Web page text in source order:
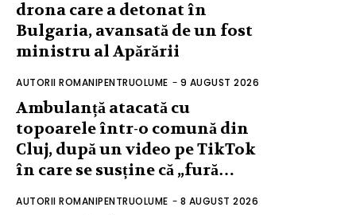
drona care a detonat în
Bulgaria, avansată de un fost
ministru al Apărării
AUTORII ROMANIPENTRUOLUME - 9 AUGUST 2026
Ambulanță atacată cu
topoarele într-o comună din
Cluj, după un video pe TikTok
în care se susține că „fură…
AUTORII ROMANIPENTRUOLUME - 8 AUGUST 2026